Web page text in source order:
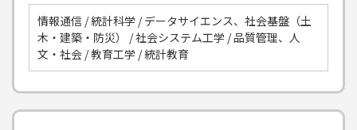
情報通信 / 統計科学 / データサイエンス、社会基盤（土
木・建築・防災） / 社会システム工学 / 品質管理、人
文・社会 / 教育工学 / 統計教育